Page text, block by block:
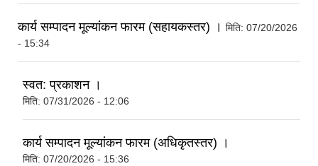
कार्य सम्पादन मूल्यांकन फारम (सहायकस्तर) । मिति: 07/20/2026
- 15:34
स्वत: प्रकाशन ।
मिति: 07/31/2026 - 12:06
कार्य सम्पादन मूल्यांकन फारम (अधिकृतस्तर) ।
मिति: 07/20/2026 - 15:36